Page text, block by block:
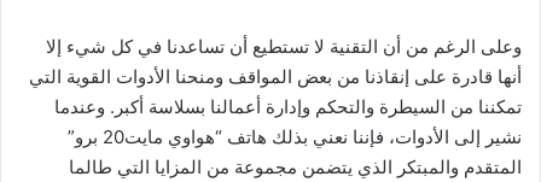
وعلى الرغم من أن التقنية لا تستطيع أن تساعدنا في كل شيء إلا
أنها قادرة على إنقاذنا من بعض المواقف ومنحنا الأدوات القوية التي
تمكننا من السيطرة والتحكم وإدارة أعمالنا بسلاسة أكبر. وعندما
نشير إلى الأدوات، فإننا نعني بذلك هاتف “هواوي مايت20 برو”
المتقدم والمبتكر الذي يتضمن مجموعة من المزايا التي طالما